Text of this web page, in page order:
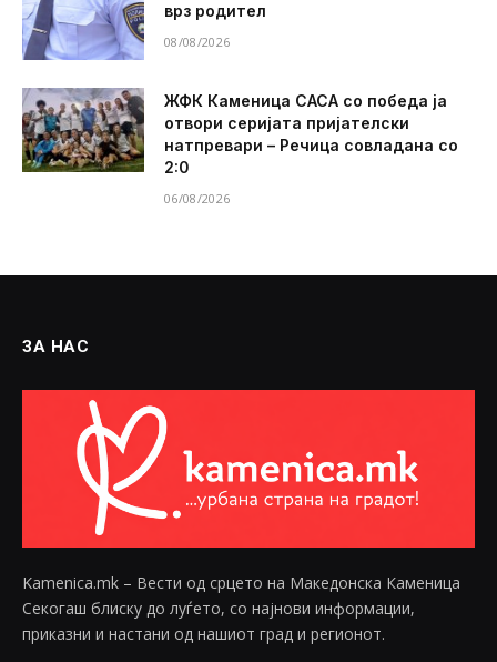
врз родител
08/08/2026
ЖФК Каменица САСА со победа ја
отвори серијата пријателски
натпревари – Речица совладана со
2:0
06/08/2026
ЗА НАС
Kamenica.mk – Вести од срцето на Македонска Каменица
Секогаш блиску до луѓето, со најнови информации,
приказни и настани од нашиот град и регионот.